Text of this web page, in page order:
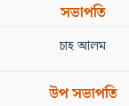
সভাপতি
চাহ আলম
উপ সভাপতি